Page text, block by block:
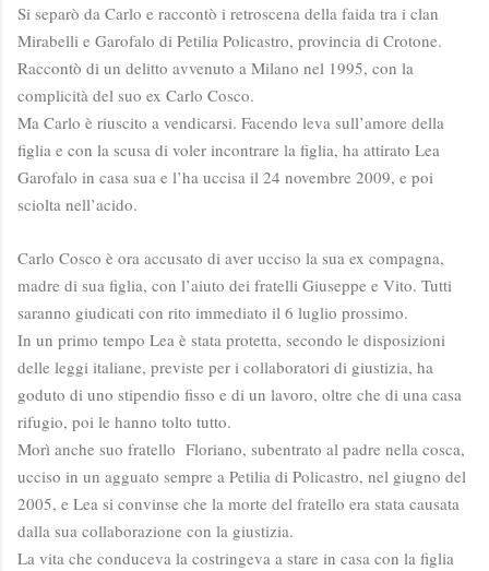
Si separò da Carlo e raccontò i retroscena della faida tra i clan
Mirabelli e Garofalo di Petilia Policastro, provincia di Crotone.
Raccontò di un delitto avvenuto a Milano nel 1995, con la
complicità del suo ex Carlo Cosco.
Ma Carlo è riuscito a vendicarsi. Facendo leva sull’amore della
figlia e con la scusa di voler incontrare la figlia, ha attirato Lea
Garofalo in casa sua e l’ha uccisa il 24 novembre 2009, e poi
sciolta nell’acido.
Carlo Cosco è ora accusato di aver ucciso la sua ex compagna,
madre di sua figlia, con l’aiuto dei fratelli Giuseppe e Vito. Tutti
saranno giudicati con rito immediato il 6 luglio prossimo.
In un primo tempo Lea è stata protetta, secondo le disposizioni
delle leggi italiane, previste per i collaboratori di giustizia, ha
goduto di uno stipendio fisso e di un lavoro, oltre che di una casa
rifugio, poi le hanno tolto tutto.
Morì anche suo fratello Floriano, subentrato al padre nella cosca,
ucciso in un agguato sempre a Petilia di Policastro, nel giugno del
2005, e Lea si convinse che la morte del fratello era stata causata
dalla sua collaborazione con la giustizia.
La vita che conduceva la costringeva a stare in casa con la figlia